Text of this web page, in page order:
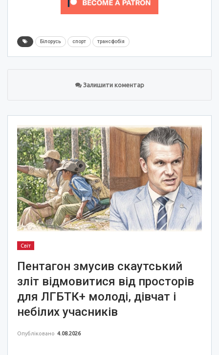
Білорусь спорт трансфобія
Залишити коментар
Світ
Пентагон змусив скаутський
зліт відмовитися від просторів
для ЛГБТК+ молоді, дівчат і
небілих учасників
Опубліковано 4.08.2026